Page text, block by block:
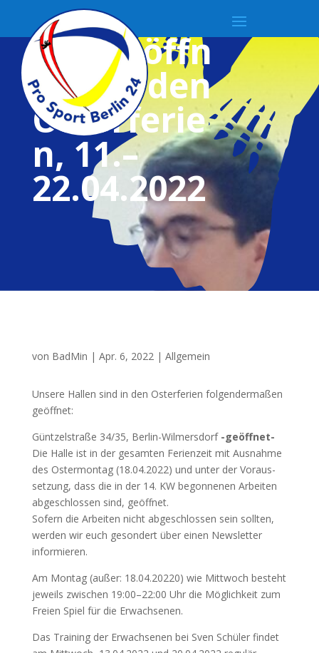
Hallenöffn
ung in den
Osterferie
n, 11.–
22.04.2022
von BadMin | Apr. 6, 2022| Allgemein
Unse­re Hal­len sind in den Oster­fe­ri­en fol­gen­der­ma­ßen
geöff­net:
Günt­zel­stra­ße 34/35, Ber­lin-Wil­mers­dorf -geöff­net-
Die Hal­le ist in der gesam­ten Feri­en­zeit mit Aus­nah­me
des Oster­mon­tag (18.04.2022) und unter der Vor­aus­
set­zung, dass die in der 14. KWbegon­ne­nen Arbei­ten
abge­schlos­sen sind, geöff­net.
Sofern die Arbei­ten nicht abge­schlos­sen sein soll­ten,
wer­den wir euch geson­dert über einen News­let­ter
infor­mie­ren.
Am Mon­tag (außer: 18.04.20220) wie Mitt­woch besteht
jeweils zwi­schen 19:00–22:00 Uhr die Mög­lich­keit zum
Frei­en Spiel für die Erwach­se­nen.
Das Trai­ning der Erwach­se­nen bei Sven Schü­ler fin­det